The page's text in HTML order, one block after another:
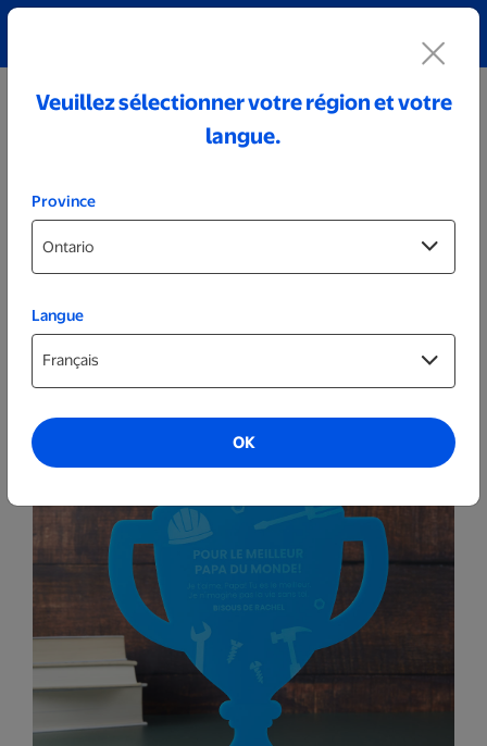
Décoration
Trophée en acrylique - Bleu
Veuillez sélectionner votre région et votre
langue.
Province
Langue
OK